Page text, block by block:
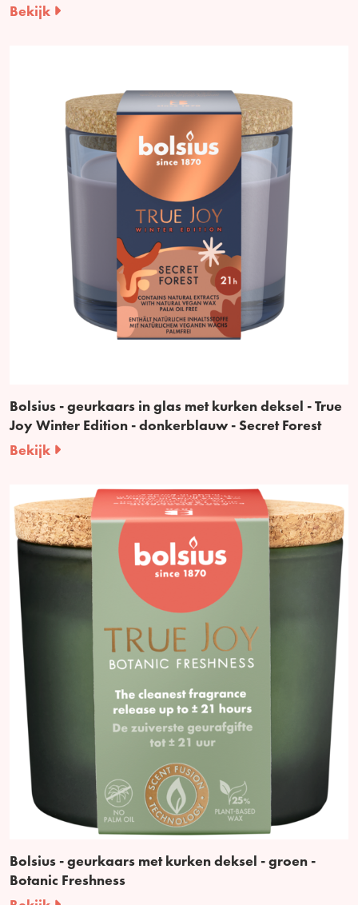
Bekijk
Bolsius - geurkaars in glas met kurken deksel - True
Joy Winter Edition - donkerblauw - Secret Forest
Bekijk
Bolsius - geurkaars met kurken deksel - groen -
Botanic Freshness